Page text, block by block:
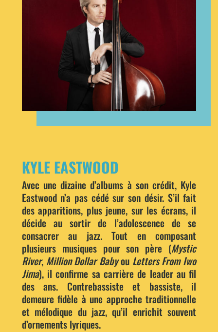
KYLE EASTWOOD
Avec une dizaine d’albums à son crédit, Kyle
Eastwood n’a pas cédé sur son désir. S’il fait
des apparitions, plus jeune, sur les écrans, il
décide au sortir de l’adolescence de se
consacrer au jazz. Tout en composant
plusieurs musiques pour son père (Mystic
River, Million Dollar Babyou Letters From Iwo
Jima), il confirme sa carrière de leader au fil
des ans. Contrebassiste et bassiste, il
demeure fidèle à une approche traditionnelle
et mélodique du jazz, qu’il enrichit souvent
d’ornements lyriques.